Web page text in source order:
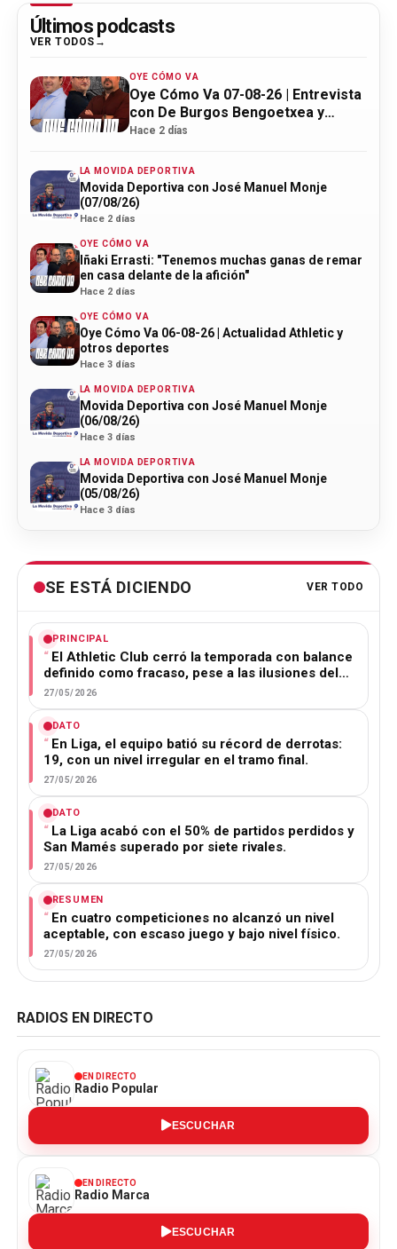
Últimos podcasts
VER TODOS
OYE CÓMO VA
Oye Cómo Va 07-08-26 | Entrevista
con De Burgos Bengoetxea y
actualidad Athletic
Hace 2 días
LA MOVIDA DEPORTIVA
Movida Deportiva con José Manuel Monje
(07/08/26)
Hace 2 días
OYE CÓMO VA
Iñaki Errasti: "Tenemos muchas ganas de remar
en casa delante de la afición"
Hace 2 días
OYE CÓMO VA
Oye Cómo Va 06-08-26 | Actualidad Athletic y
otros deportes
Hace 3 días
LA MOVIDA DEPORTIVA
Movida Deportiva con José Manuel Monje
(06/08/26)
Hace 3 días
LA MOVIDA DEPORTIVA
Movida Deportiva con José Manuel Monje
(05/08/26)
Hace 3 días
SE ESTÁ DICIENDO VER TODO
PRINCIPAL
El Athletic Club cerró la temporada con balance
definido como fracaso, pese a las ilusiones del…
27/05/2026
DATO
En Liga, el equipo batió su récord de derrotas:
19, con un nivel irregular en el tramo final.
27/05/2026
DATO
La Liga acabó con el 50% de partidos perdidos y
San Mamés superado por siete rivales.
27/05/2026
RESUMEN
En cuatro competiciones no alcanzó un nivel
aceptable, con escaso juego y bajo nivel físico.
27/05/2026
RADIOS EN DIRECTO
EN DIRECTO
Radio Popular
ESCUCHAR
EN DIRECTO
Radio Marca
ESCUCHAR